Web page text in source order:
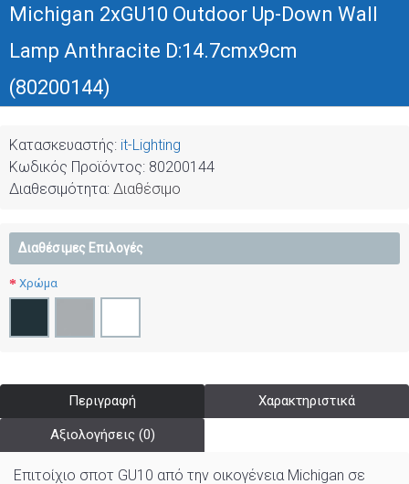
Michigan 2xGU10 Outdoor Up-Down Wall
Lamp Anthracite D:14.7cmx9cm
(80200144)
Κατασκευαστής: it-Lighting
Κωδικός Προϊόντος: 80200144
Διαθεσιμότητα: Διαθέσιμο
Διαθέσιμες Επιλογές
Χρώμα
Περιγραφή Χαρακτηριστικά
Αξιολογήσεις (0)
Επιτοίχιο σποτ GU10 από την οικογένεια Michigan σε